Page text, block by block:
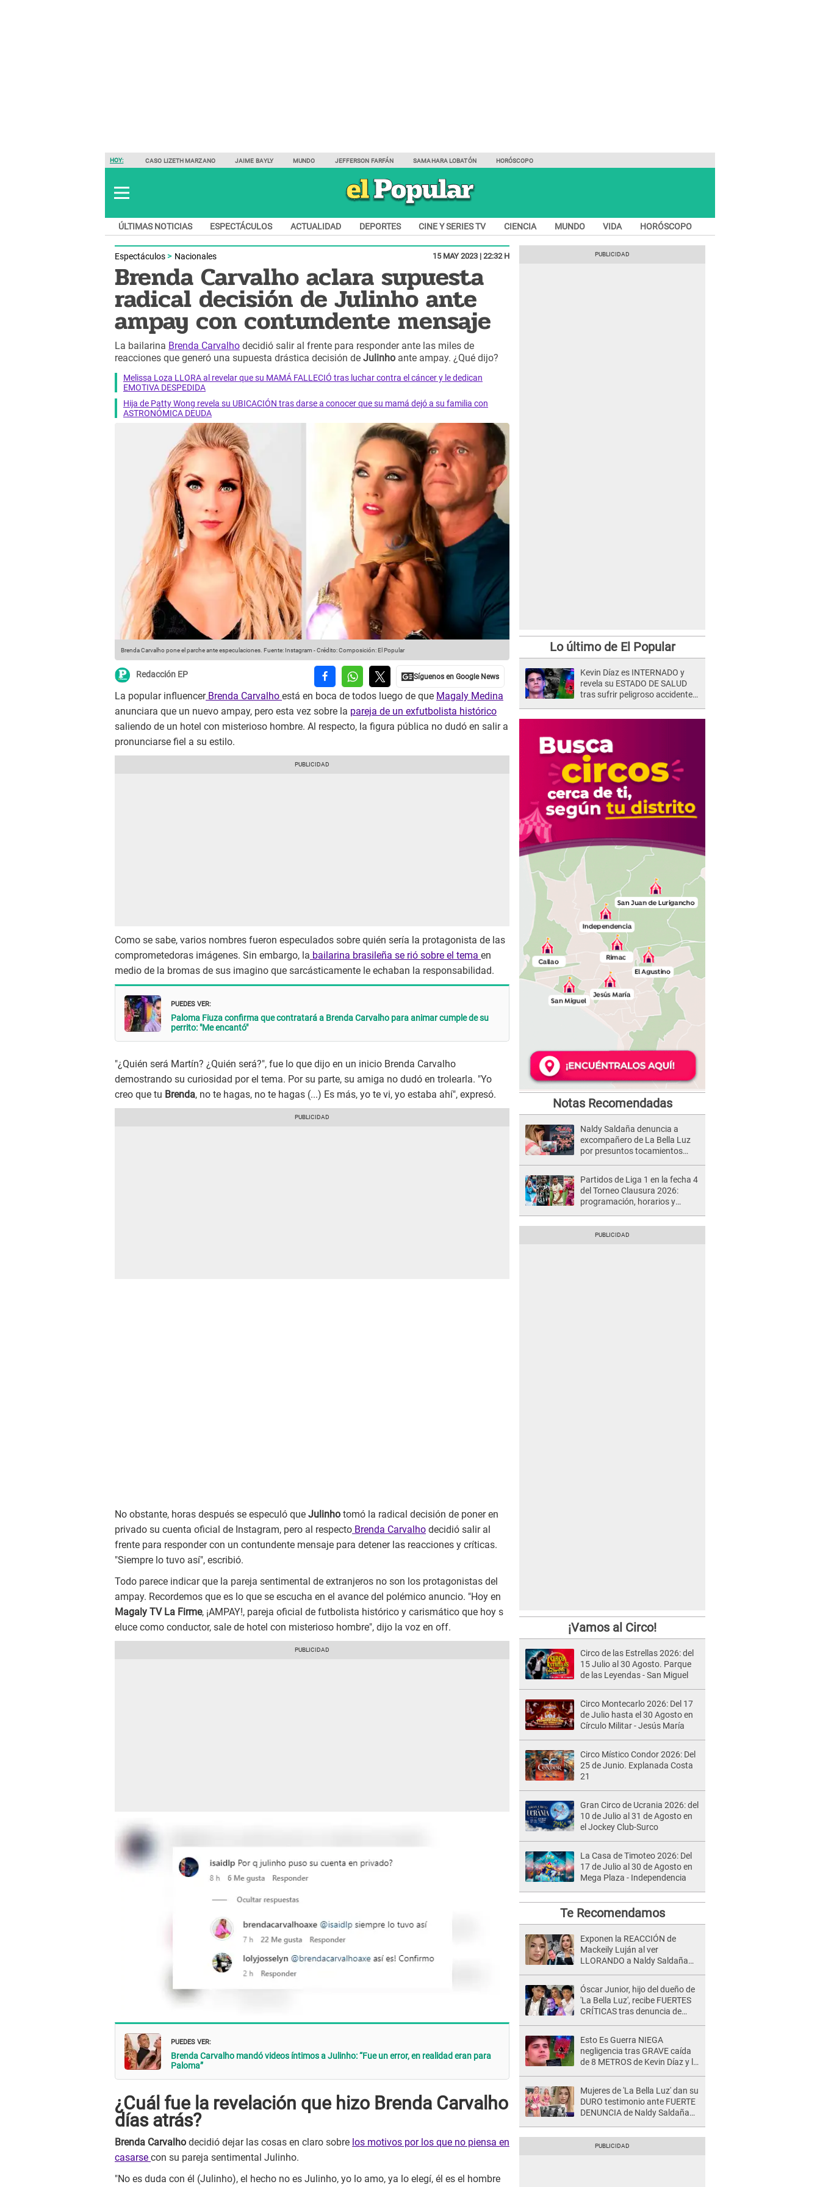
HOY: CASO LIZETH MARZANO JAIME BAYLY MUNDO JEFFERSON FARFÁN SAMAHARA LOBATÓN HORÓSCOPO
ÚLTIMAS NOTICIAS ESPECTÁCULOS ACTUALIDAD DEPORTES CINE Y SERIES TV CIENCIA MUNDO VIDA HORÓSCOPO
Espectáculos Nacionales 15 MAY 2023 | 22:32 H
Brenda Carvalho aclara supuesta
radical decisión de Julinho ante
ampay con contundente mensaje
La bailarina Brenda Carvalho decidió salir al frente para responder ante las miles de
reacciones que generó una supuesta drástica decisión de Julinho ante ampay. ¿Qué dijo?
Melissa Loza LLORA al revelar que su MAMÁ FALLECIÓ tras luchar contra el cáncer y le dedican
EMOTIVA DESPEDIDA
Hija de Patty Wong revela su UBICACIÓN tras darse a conocer que su mamá dejó a su familia con
ASTRONÓMICA DEUDA
Brenda Carvalho pone el parche ante especulaciones. Fuente: Instagram -Crédito: Composición: El Popular
Redacción EP
La popular influencerBrenda Carvalho está en boca de todos luego de que Magaly Medina
anunciara que un nuevo ampay, pero esta vez sobre la pareja de un exfutbolista histórico
saliendo de un hotel con misterioso hombre. Al respecto, la figura pública no dudó en salir a
pronunciarse fiel a su estilo.
Como se sabe, varios nombres fueron especulados sobre quién sería la protagonista de las
comprometedoras imágenes. Sin embargo, la bailarina brasileña se rió sobre el tema en
medio de la bromas de sus imagino que sarcásticamente le echaban la responsabilidad.
PUEDES VER:
Paloma Fiuza confirma que contratará a Brenda Carvalho para animar cumple de su
perrito: "Me encantó"
"¿Quién será Martín? ¿Quién será?", fue lo que dijo en un inicio Brenda Carvalho
demostrando su curiosidad por el tema. Por su parte, su amiga no dudó en trolearla. "Yo
creo que tu Brenda, no te hagas, no te hagas (...) Es más, yo te vi, yo estaba ahí", expresó.
No obstante, horas después se especuló que Julinho tomó la radical decisión de poner en
privado su cuenta oficial de Instagram, pero al respecto Brenda Carvalho decidió salir al
frente para responder con un contundente mensaje para detener las reacciones y críticas.
"Siempre lo tuvo así", escribió.
Todo parece indicar que la pareja sentimental de extranjeros no son los protagonistas del
ampay. Recordemos que es lo que se escucha en el avance del polémico anuncio. "Hoy en
Magaly TV La Firme, ¡AMPAY!, pareja oficial de futbolista histórico y carismático que hoy s
eluce como conductor, sale de hotel con misterioso hombre", dijo la voz en off.
PUEDES VER:
Brenda Carvalho mandó videos íntimos a Julinho: “Fue un error, en realidad eran para
Paloma”
¿Cuál fue la revelación que hizo Brenda Carvalho
días atrás?
Brenda Carvalho decidió dejar las cosas en claro sobre los motivos por los que no piensa en
casarse con su pareja sentimental Julinho.
"No es duda con él (Julinho), el hecho no es Julinho, yo lo amo, ya lo elegí, él es el hombre
Lo último de El Popular
Kevin Díaz es INTERNADO y
revela su ESTADO DE SALUD
tras sufrir peligroso accidente
Notas Recomendadas
Naldy Saldaña denuncia a
excompañero de La Bella Luz
por presuntos tocamientos
Partidos de Liga 1 en la fecha 4
del Torneo Clausura 2026:
programación, horarios y
¡Vamos al Circo!
Circo de las Estrellas 2026: del
15 Julio al 30 Agosto. Parque
de las Leyendas - San Miguel
Circo Montecarlo 2026: Del 17
de Julio hasta el 30 Agosto en
Círculo Militar - Jesús María
Circo Místico Condor 2026: Del
25 de Junio. Explanada Costa
21
Gran Circo de Ucrania 2026: del
10 de Julio al 31 de Agosto en
el Jockey Club-Surco
La Casa de Timoteo 2026: Del
17 de Julio al 30 de Agosto en
Mega Plaza - Independencia
Te Recomendamos
Exponen la REACCIÓN de
Mackeily Luján al ver
LLORANDO a Naldy Saldaña
'La Bella Luz': Esto hizo
Óscar Junior, hijo del dueño de
'La Bella Luz', recibe FUERTES
CRÍTICAS tras denuncia de
Esto Es Guerra NIEGA
negligencia tras GRAVE caída
de 8 METROS de Kevin Díaz y lo
Mujeres de 'La Bella Luz' dan su
DURO testimonio ante FUERTE
DENUNCIA de Naldy Saldaña